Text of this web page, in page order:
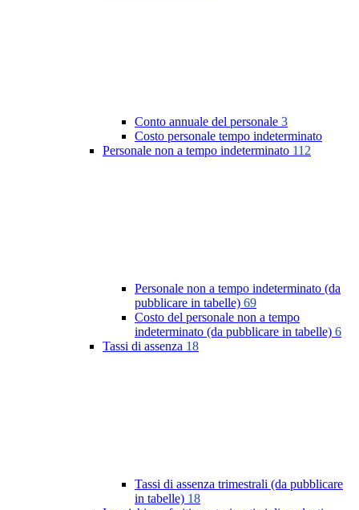
Conto annuale del personale 3
Costo personale tempo indeterminato
Personale non a tempo indeterminato 112
Personale non a tempo indeterminato (da
pubblicare in tabelle) 69
Costo del personale non a tempo
indeterminato (da pubblicare in tabelle) 6
Tassi di assenza 18
Tassi di assenza trimestrali (da pubblicare
in tabelle) 18